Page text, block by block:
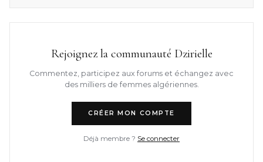
Rejoignez la communauté Dzirielle
Commentez, participez aux forums et échangez avec
des milliers de femmes algériennes.
CRÉER MON COMPTE
Déjà membre ? Se connecter